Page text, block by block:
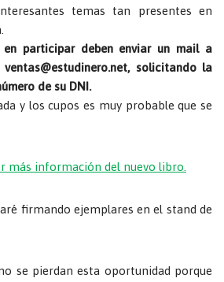
temas tan presentes en
en participar deben enviar un mail a
solicitando la
de su DNI.
y los cupos es muy probable que se
más información del nuevo libro.
firmando ejemplares en el stand de
se pierdan esta oportunidad porque